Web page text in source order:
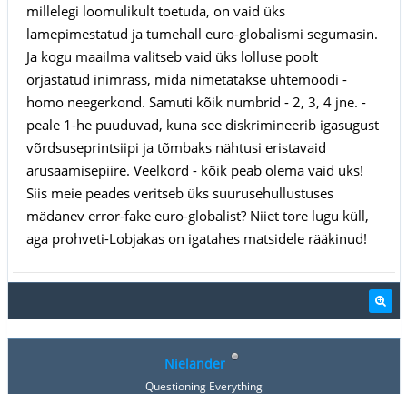
millelegi loomulikult toetuda, on vaid üks
lamepimestatud ja tumehall euro-globalismi segumasin.
Ja kogu maailma valitseb vaid üks lolluse poolt
orjastatud inimrass, mida nimetatakse ühtemoodi -
homo neegerkond. Samuti kõik numbrid - 2, 3, 4 jne. -
peale 1-he puuduvad, kuna see diskrimineerib igasugust
võrdsuseprintsiipi ja tõmbaks nähtusi eristavaid
arusaamisepiire. Veelkord - kõik peab olema vaid üks!
Siis meie peades veritseb üks suurusehullustuses
mädanev error-fake euro-globalist? Niiet tore lugu küll,
aga prohveti-Lobjakas on igatahes matsidele rääkinud!
Nielander
Questioning Everything